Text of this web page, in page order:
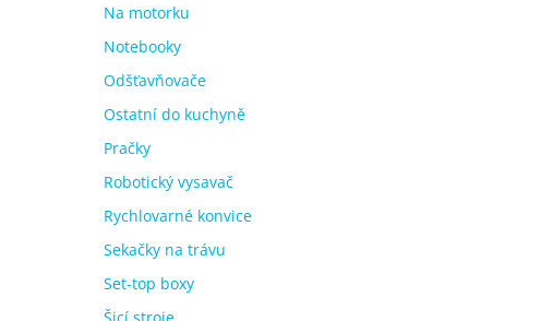
Na motorku
Notebooky
Odšťavňovače
Ostatní do kuchyně
Pračky
Robotický vysavač
Rychlovarné konvice
Sekačky na trávu
Set-top boxy